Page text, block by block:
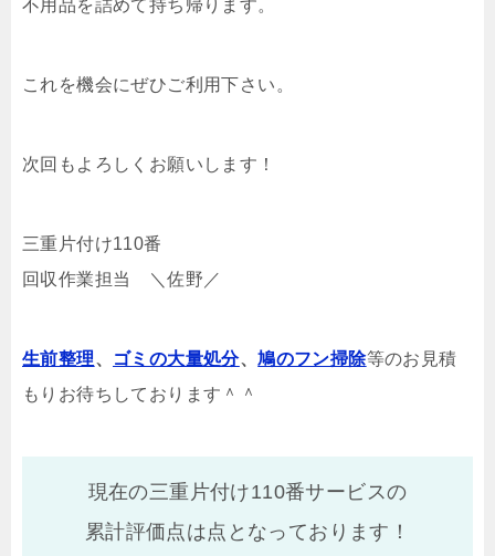
不用品を詰めて持ち帰ります。
これを機会にぜひご利用下さい。
次回もよろしくお願いします！
三重片付け110番
回収作業担当 ＼佐野／
生前整理、 ゴミの大量処分、鳩のフン掃除等のお見積
もりお待ちしております＾＾
現在の三重片付け110番サービスの
累計評価点は点となっております！